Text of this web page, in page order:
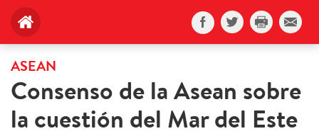
ASEAN
Consenso de la Asean sobre
la cuestión del Mar del Este